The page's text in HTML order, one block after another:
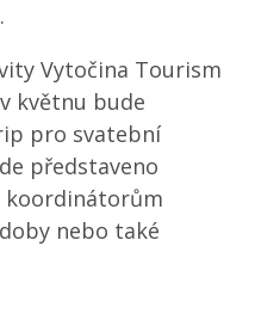
Vytočina Tourism
květnu bude
pro svatební
představeno
koordinátorům
nebo také